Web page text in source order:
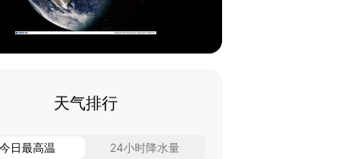
天气排行
今日最高温 24小时降水量